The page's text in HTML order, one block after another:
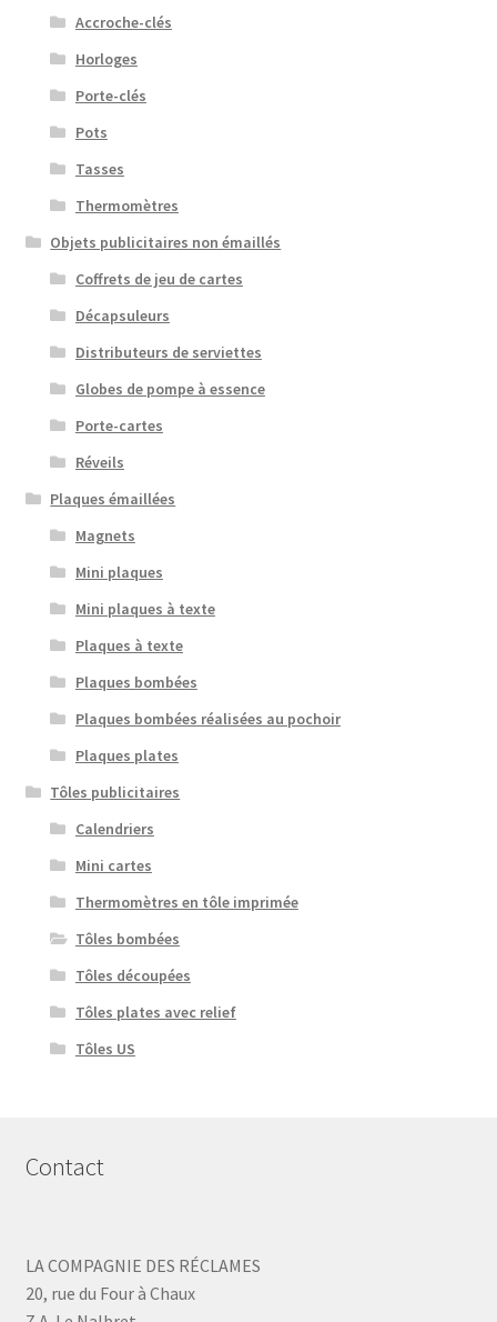
Accroche-clés
Horloges
Porte-clés
Pots
Tasses
Thermomètres
Objets publicitaires non émaillés
Coffrets de jeu de cartes
Décapsuleurs
Distributeurs de serviettes
Globes de pompe à essence
Porte-cartes
Réveils
Plaques émaillées
Magnets
Mini plaques
Mini plaques à texte
Plaques à texte
Plaques bombées
Plaques bombées réalisées au pochoir
Plaques plates
Tôles publicitaires
Calendriers
Mini cartes
Thermomètres en tôle imprimée
Tôles bombées
Tôles découpées
Tôles plates avec relief
Tôles US
Contact
LA COMPAGNIE DES RÉCLAMES
20, rue du Four à Chaux